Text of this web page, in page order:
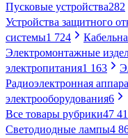
Пусковые устройства282
Устройства защитного
системы1 724
Электромонтажные
электропитания1 163
Радиоэлектронная
электрооборудования6
Все товары рубрики47
Светодиодные лампы4